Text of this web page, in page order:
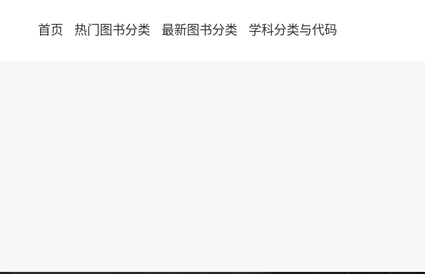
首页 热门图书分类 最新图书分类 学科分类与代码